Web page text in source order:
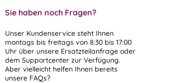
Sie haben noch Fragen?
Unser Kundenservice steht Ihnen
montags bis freitags von 8:30 bis 17:00
Uhr über unsere Ersatzteilanfrage oder
dem Supportcenter zur Verfügung.
Aber vielleicht helfen Ihnen bereits
unsere FAQs?